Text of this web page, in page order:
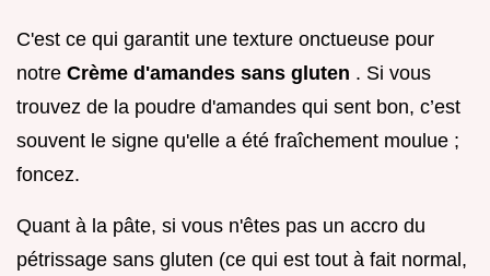
C'est ce qui garantit une texture onctueuse pour
notre Crème d'amandes sans gluten . Si vous
trouvez de la poudre d'amandes qui sent bon, c’est
souvent le signe qu'elle a été fraîchement moulue ;
foncez.
Quant à la pâte, si vous n'êtes pas un accro du
pétrissage sans gluten (ce qui est tout à fait normal,